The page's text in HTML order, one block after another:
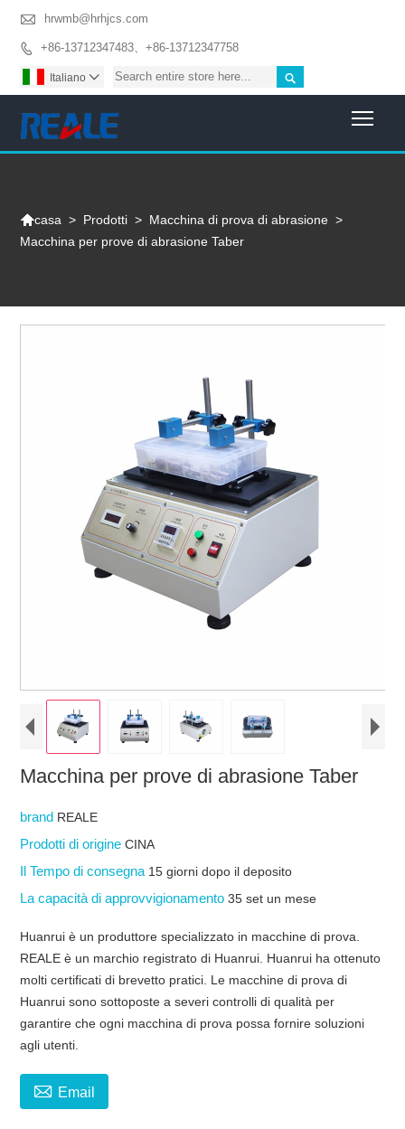
 hrwmb@hrhjcs.com
 +86-13712347483、+86-13712347758

Italiano 
casa > Prodotti > Macchina di prova di abrasione >
Macchina per prove di abrasione Taber
Macchina per prove di abrasione Taber
brand REALE
Prodotti di origineCINA
Il Tempo di consegna 15 giorni dopo il deposito
La capacità di approvvigionamento35 set un mese
Huanrui è un produttore specializzato in macchine di prova.
REALE è un marchio registrato di Huanrui. Huanrui ha ottenuto
molti certificati di brevetto pratici. Le macchine di prova di
Huanrui sono sottoposte a severi controlli di qualità per
garantire che ogni macchina di prova possa fornire soluzioni
agli utenti.
 Email